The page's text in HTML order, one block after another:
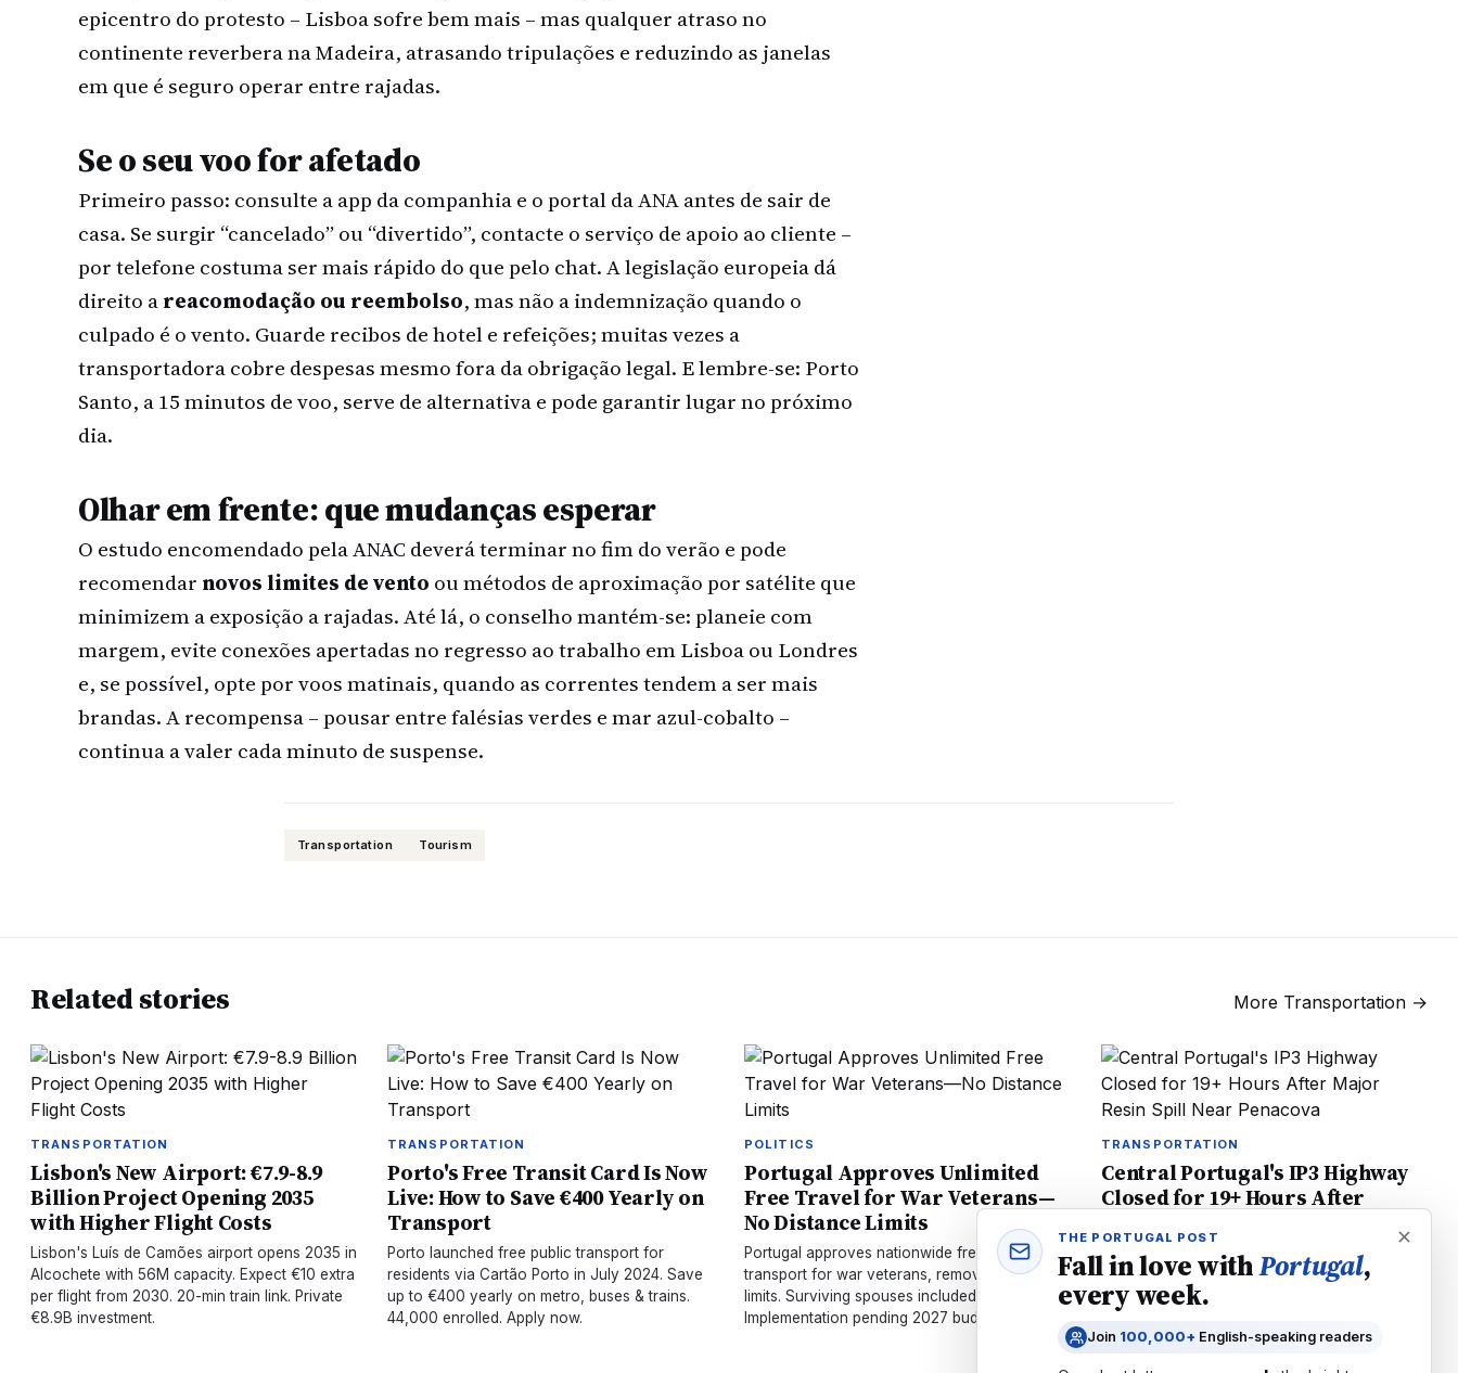
epicentro do protesto – Lisboa sofre bem mais – mas qualquer atraso no
continente reverbera na Madeira, atrasando tripulações e reduzindo as janelas
em que é seguro operar entre rajadas.
Se o seu voo for afetado
Primeiro passo: consulte a app da companhia e o portal da ANA antes de sair de
casa. Se surgir “cancelado” ou “divertido”, contacte o serviço de apoio ao cliente –
por telefone costuma ser mais rápido do que pelo chat. A legislação europeia dá
direito areacomodação ou reembolso, mas não a indemnização quando o
culpado é o vento. Guarde recibos de hotel e refeições; muitas vezes a
transportadora cobre despesas mesmo fora da obrigação legal. E lembre-se: Porto
Santo, a 15 minutos de voo, serve de alternativa e pode garantir lugar no próximo
dia.
Olhar em frente: que mudanças esperar
O estudo encomendado pela ANAC deverá terminar no fim do verão e pode
recomendar novos limites de vento ou métodos de aproximação por satélite que
minimizem a exposição a rajadas. Até lá, o conselho mantém-se: planeie com
margem, evite conexões apertadas no regresso ao trabalho em Lisboa ou Londres
e, se possível, opte por voos matinais, quando as correntes tendem a ser mais
brandas. A recompensa – pousar entre falésias verdes e mar azul-cobalto –
continua a valer cada minuto de suspense.
Transportation Tourism
Related stories More Transportation →
TRANSPORTATION
Lisbon's New Airport: €7.9-8.9
Billion Project Opening 2035
with Higher Flight Costs
Lisbon's Luís de Camões airport opens 2035 in
Alcochete with 56M capacity. Expect €10 extra
per flight from 2030. 20-min train link. Private
€8.9B investment.
TRANSPORTATION
Porto's Free Transit Card Is Now
Live: How to Save €400 Yearly on
Transport
Porto launched free public transport for
residents via Cartão Porto in July 2024. Save
up to €400 yearly on metro, buses & trains.
44,000 enrolled. Apply now.
POLITICS
Portugal Approves Unlimited
Free Travel for War Veterans—
No Distance Limits
Portugal approves nationwide free public
transport for war veterans, removing 32km
limits. Surviving spouses included.
Implementation pending 2027 budget.
TRANSPORTATION
Central Portugal's IP3 Highway
Closed for 19+ Hours After
19+ hour IP3 highway closure near Penacova
after 11,000-liter resin spill. Major delays
expected on Coimbra-Viseu route. No
THE PORTUGAL POST
Fall in love withPortugal,
every week.
Join 100,000+ English-speaking readers